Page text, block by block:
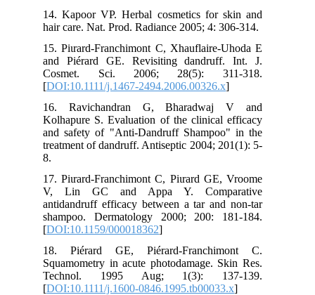
14. Kapoor VP. Herbal cosmetics for skin and
hair care. Nat. Prod. Radiance 2005; 4: 306-314.
15. Piιrard-Franchimont C, Xhauflaire-Uhoda E
and Piérard GE. Revisiting dandruff. Int. J.
Cosmet. Sci. 2006; 28(5): 311-318.
[DOI:10.1111/j.1467-2494.2006.00326.x
16. Ravichandran G, Bharadwaj V and
Kolhapure S. Evaluation of the clinical efficacy
and safety of "Anti-Dandruff Shampoo" in the
treatment of dandruff. Antiseptic 2004; 201(1): 5-
17. Piιrard-Franchimont C, Piιrard GE, Vroome
V, Lin GC and Appa Y. Comparative
antidandruff efficacy between a tar and non-tar
shampoo. Dermatology 2000; 200: 181-184.
[DOI:10.1159/000018362
18. Piérard GE, Piérard‐Franchimont C.
Squamometry in acute photodamage. Skin Res.
Technol. 1995 Aug; 1(3): 137-139.
[DOI:10.1111/j.1600-0846.1995.tb00033.x